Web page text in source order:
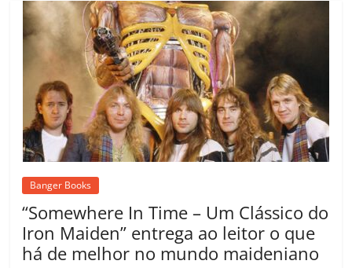
Banger Books
“Somewhere In Time – Um Clássico do
Iron Maiden” entrega ao leitor o que
há de melhor no mundo maideniano